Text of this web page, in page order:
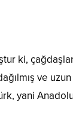
ki,
ve uzun
yani